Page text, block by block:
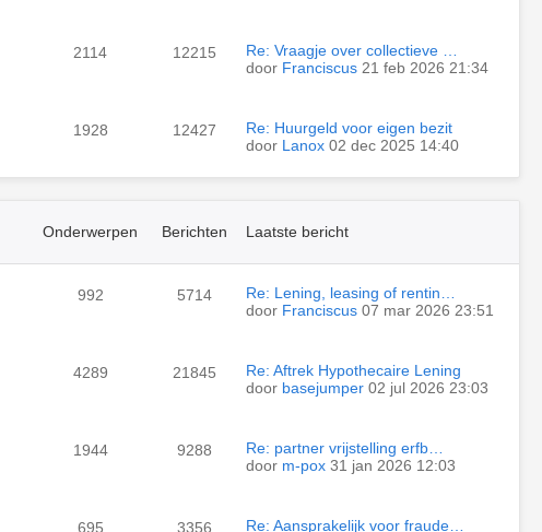
2114 12215
Re: Vraagje over collectieve …
door Franciscus 21 feb 2026 21:34
1928 12427
Re: Huurgeld voor eigen bezit
door Lanox 02 dec 2025 14:40
Onderwerpen Berichten Laatste bericht
992 5714
Re: Lening, leasing of rentin…
door Franciscus 07 mar 2026 23:51
4289 21845
Re: Aftrek Hypothecaire Lening
door basejumper 02 jul 2026 23:03
1944 9288
Re: partner vrijstelling erfb…
door m-pox 31 jan 2026 12:03
695 3356
Re: Aansprakelijk voor fraude…